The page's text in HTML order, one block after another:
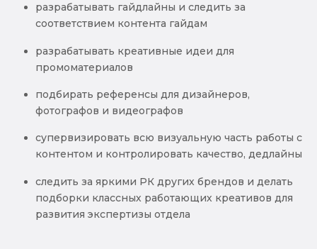
разрабатывать гайдлайны и следить за
соответствием контента гайдам
разрабатывать креативные идеи для
промоматериалов
подбирать референсы для дизайнеров,
фотографов и видеографов
супервизировать всю визуальную часть работы с
контентом и контролировать качество, дедлайны
следить за яркими РК других брендов и делать
подборки классных работающих креативов для
развития экспертизы отдела